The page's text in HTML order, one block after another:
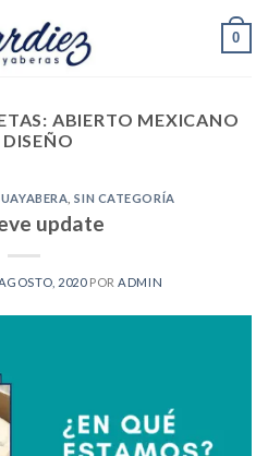
0
ABIERTO MEXICANO
DISEÑO
,SIN CATEGORÍA
update
2020POR ADMIN